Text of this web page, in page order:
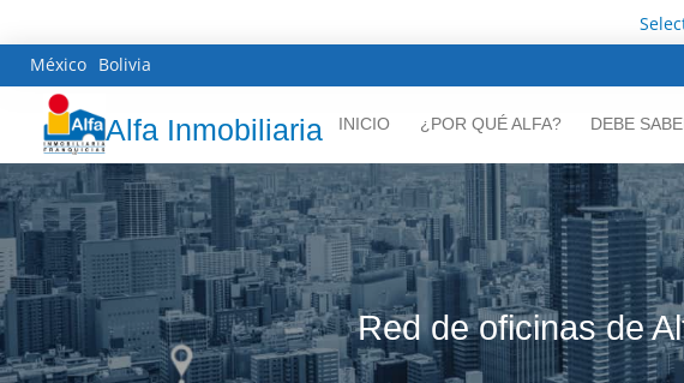
México Bolivia
Alfa Inmobiliaria INICIO ¿POR QUÉ ALFA? DEBE
Red de oficinas de